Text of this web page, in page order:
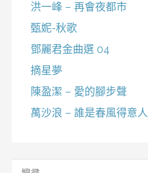
洪一峰 – 再會夜都市
甄妮-秋歌
鄧麗君金曲選 04
摘星夢
陳盈潔 – 愛的腳步聲
萬沙浪 – 誰是春風得意人